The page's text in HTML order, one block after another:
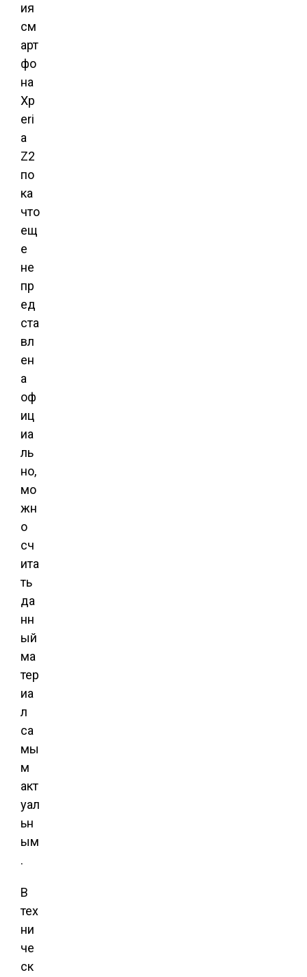
ия
см
арт
фо
на
Xp
eri
a
Z2
по
ка
что
ещ
е
не
пр
ед
ста
вл
ен
а
оф
иц
иа
ль
но,
мо
жн
о
сч
ита
ть
да
нн
ый
ма
тер
иа
л
са
мы
м
акт
уал
ьн
ым
.
В
тех
ни
че
ск